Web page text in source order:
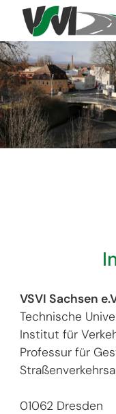
VSVI Sachsen
Technische
Institut für
Professur für
01062 Dresden